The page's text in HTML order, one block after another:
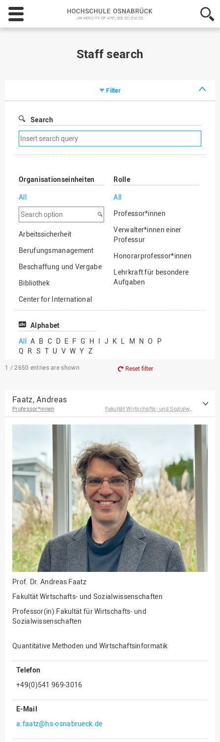
Hochschule
Osnabrück
-
Staff search
Filter
Search
Remove
search
filter
Organisationseinheiten
All
Search
option
Arbeitssicherheit
Berufungsmanagement
Beschaffung und Vergabe
Bibliothek
Center for International
Mobility
Center for International
Chancengerechtigkeit
eLearning Competence
Fakultät
Agrarwissenschaften und
Ingenieurwissenschaften
und Informatik
Fakultät Management,
Kultur und Technik
Fakultät Wirtschafts- und
Sozialwissenschaften
Finanzen
Forschung, Kooperation,
Drittmittel
Gebäude und Technik
Gesellschaftliches
Gleichstellungsbüro
Hochschulplanung/-
strategie
IT Service Center
Kommunikation und
Marketing
Rolle
All
Professor*innen
Verwalter*innen einer
Professur
Honorarprofessor*innen
Lehrkraft für besondere
Aufgaben
Professor*innen im
Alphabet
All A B C D E F G H I J K L M N O P
Q R S T U V W Y Z
1 / 2650 entries are shown Reset filter
Faatz, Andreas
Professor*innen
Prof. Dr. Andreas Faatz
Fakultät Wirtschafts- und Sozialwissenschaften
Professor(in) Fakultät für Wirtschafts- und
Sozialwissenschaften
Quantitative Methoden und Wirtschaftsinformatik
Telefon
+49(0)541 969-3016
E-Mail
a.faatz@hs-osnabrueck.de